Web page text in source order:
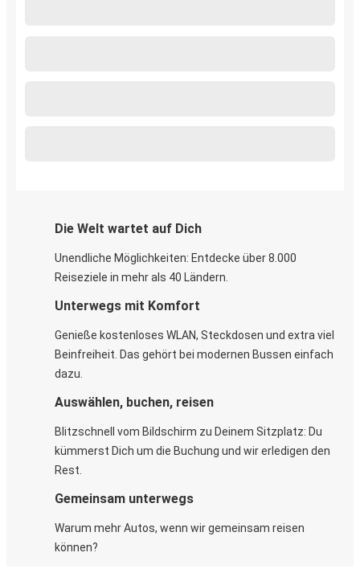
Die Welt wartet auf Dich
Unendliche Möglichkeiten: Entdecke über 8.000
Reiseziele in mehr als 40 Ländern.
Unterwegs mit Komfort
Genieße kostenloses WLAN, Steckdosen und extra viel
Beinfreiheit. Das gehört bei modernen Bussen einfach
dazu.
Auswählen, buchen, reisen
Blitzschnell vom Bildschirm zu Deinem Sitzplatz: Du
kümmerst Dich um die Buchung und wir erledigen den
Rest.
Gemeinsam unterwegs
Warum mehr Autos, wenn wir gemeinsam reisen
können?